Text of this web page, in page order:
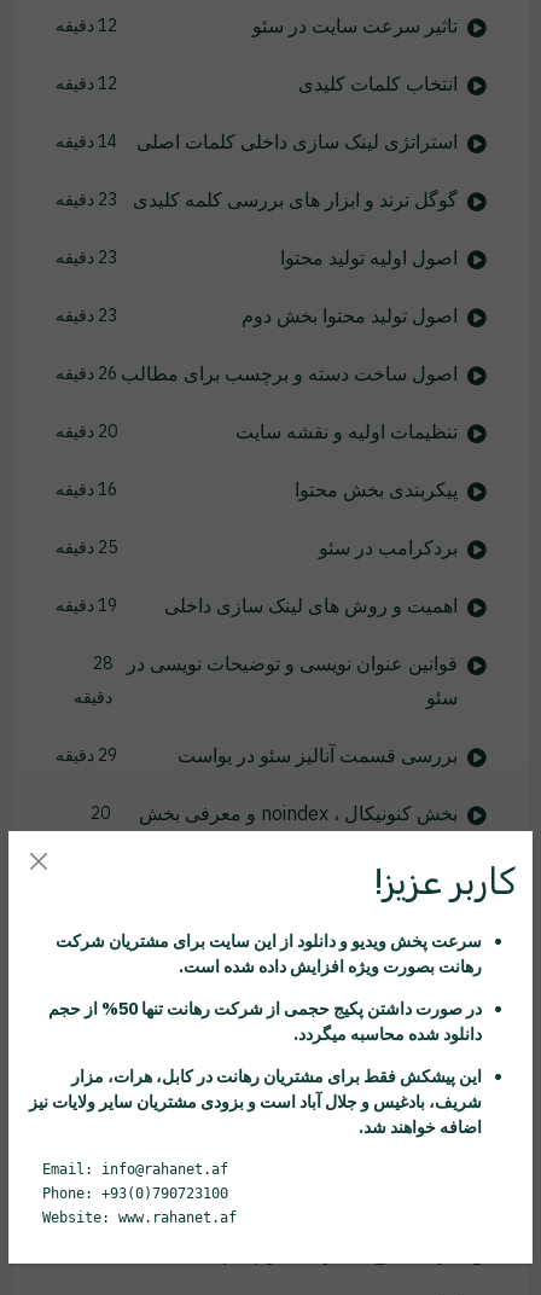
تاثیر سرعت سایت در سئو 12 دقیقه
انتخاب کلمات کلیدی 12 دقیقه
استراتژی لینک سازی داخلی کلمات اصلی 14 دقیقه
گوگل ترند و ابزار های بررسی کلمه کلیدی 23 دقیقه
اصول اولیه تولید محتوا 23 دقیقه
اصول تولید محتوا بخش دوم 23 دقیقه
اصول ساخت دسته و برچسب برای مطالب 26 دقیقه
تنظیمات اولیه و نقشه سایت 20 دقیقه
پیکربندی بخش محتوا 16 دقیقه
بردکرامب در سئو 25 دقیقه
اهمیت و روش های لینک سازی داخلی 19 دقیقه
قوانین عنوان نویسی و توضیحات نویسی در
سئو
28
دقیقه
بررسی قسمت آنالیز سئو در یواست 29 دقیقه
بخش کنونیکال ، noindex و معرفی بخش
20
سئو سایت های فروشگاهی بخش اول
سئو سایت های فروشگاهی بخش دوم
گوگل سرچ کنسول 18 دقیقه
گوگل سرچ کنسول بخش دوم 22 دقیقه
گوگل سرچ کنسول بخش سوم
گوگل سرچ کنسول بخش چهارم 23 دقیقه
کاربر عزیز!
سرعت پخش ویدیو و دانلود از این سایت برای مشتریان شرکت
رهانت بصورت ویژه افزایش داده شده است.
در صورت داشتن پکیج حجمی از شرکت رهانت
تنها 50% از حجم
دانلود شده محاسبه میگردد.
این پیشکش فقط برای مشتریان رهانت در کابل، هرات، مزار
شریف، بادغیس و جلال آباد است و بزودی مشتریان سایر ولایات نیز
اضافه خواهند شد.
Email: info@rahanet.af
Phone: +93(0)790723100
Website: www.rahanet.af